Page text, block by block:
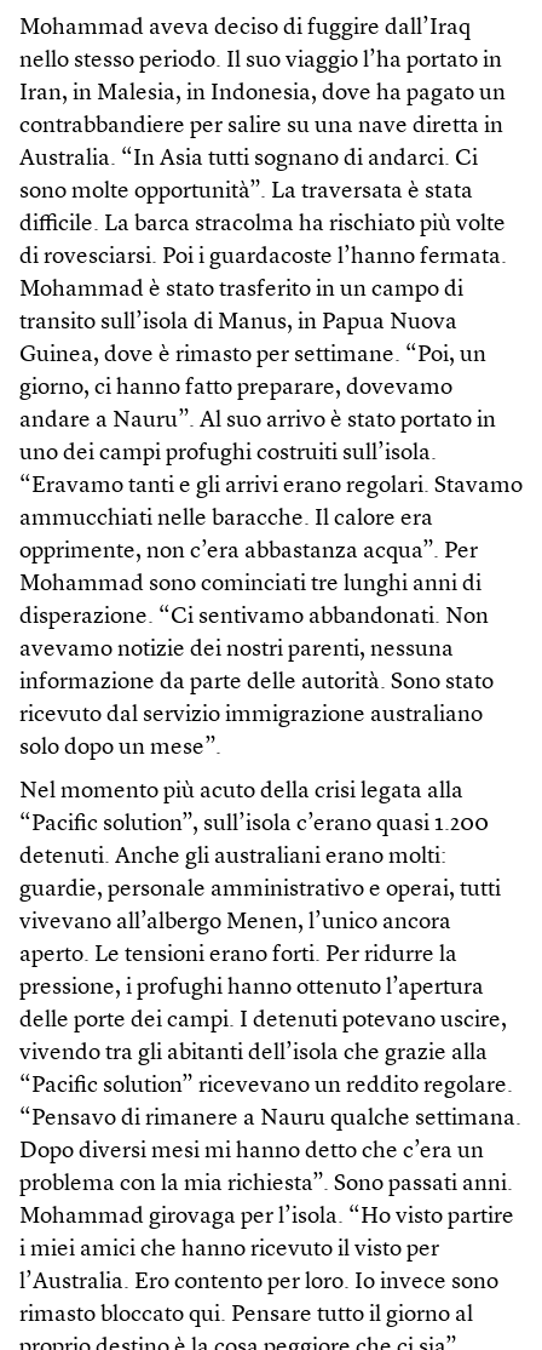
Mohammad aveva deciso di fuggire dall’Iraq
nello stesso periodo. Il suo viaggio l’ha portato in
Iran, in Malesia, in Indonesia, dove ha pagato un
contrabbandiere per salire su una nave diretta in
Australia. “In Asia tutti sognano di andarci. Ci
sono molte opportunità”. La traversata è stata
difficile. La barca stracolma ha rischiato più volte
di rovesciarsi. Poi i guardacoste l’hanno fermata.
Mohammad è stato trasferito in un campo di
transito sull’isola di Manus, in Papua Nuova
Guinea, dove è rimasto per settimane. “Poi, un
giorno, ci hanno fatto preparare, dovevamo
andare a Nauru”. Al suo arrivo è stato portato in
uno dei campi profughi costruiti sull’isola.
“Eravamo tanti e gli arrivi erano regolari. Stavamo
ammucchiati nelle baracche. Il calore era
opprimente, non c’era abbastanza acqua”. Per
Mohammad sono cominciati tre lunghi anni di
disperazione. “Ci sentivamo abbandonati. Non
avevamo notizie dei nostri parenti, nessuna
informazione da parte delle autorità. Sono stato
ricevuto dal servizio immigrazione australiano
solo dopo un mese”.
Nel momento più acuto della crisi legata alla
“Pacific solution”, sull’isola c’erano quasi 1.200
detenuti. Anche gli australiani erano molti:
guardie, personale amministrativo e operai, tutti
vivevano all’albergo Menen, l’unico ancora
aperto. Le tensioni erano forti. Per ridurre la
pressione, i profughi hanno ottenuto l’apertura
delle porte dei campi. I detenuti potevano uscire,
vivendo tra gli abitanti dell’isola che grazie alla
“Pacific solution” ricevevano un reddito regolare.
“Pensavo di rimanere a Nauru qualche settimana.
Dopo diversi mesi mi hanno detto che c’era un
problema con la mia richiesta”. Sono passati anni.
Mohammad girovaga per l’isola. “Ho visto partire
i miei amici che hanno ricevuto il visto per
l’Australia. Ero contento per loro. Io invece sono
rimasto bloccato qui. Pensare tutto il giorno al